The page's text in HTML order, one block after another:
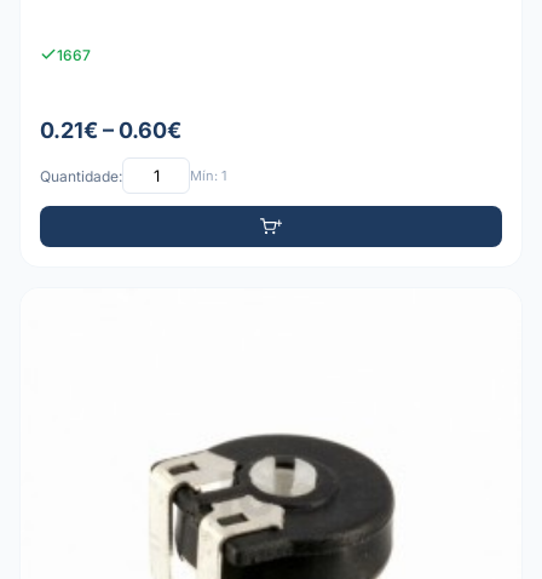
1667
0.21€ – 0.60€
Quantidade: Mín: 1